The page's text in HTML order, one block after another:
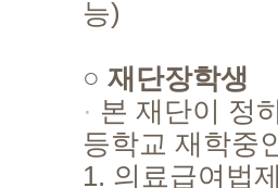
능)
○ 재단장학생
· 본 재단이 정
등학교 재학중
1. 의료급여법